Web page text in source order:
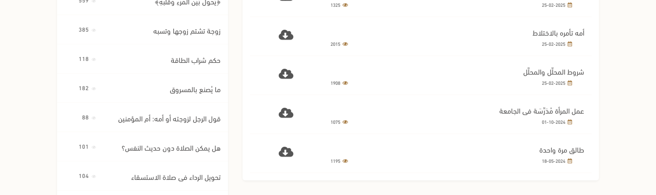
1325
أمه تأمره بالاختلاط
2015
شروط المحلِّل والمحلَّل
1908
عمل المرأة مُدَرِّسَة في الجامعة
1075
طالق مرة واحدة
1195
زوجة تشتم زوجها وتسبه
حكم شراب الطاقة
ما يُصنع بالمسروق
قول الرجل لزوجته أو أمه: أم المؤمنين
هل يمكن الصلاة دون حديث النفس؟
تحويل الرداء في صلاة الاستسقاء